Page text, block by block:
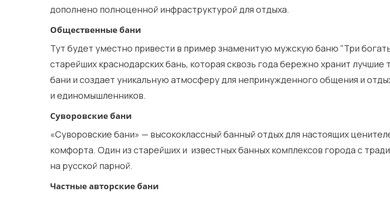
дополнено полноценной инфраструктурой для отдыха.
Общественные бани
Тут будет уместно привести в пример знаменитую мужскую баню "Три
старейших краснодарских бань, которая сквозь года бережно хранит лучшие
бани и создает уникальную атмосферу для непринужденного общения и
и единомышленников.
Суворовские бани
«Суворовские бани» — высококлассный банный отдых для настоящих
комфорта. Один из старейших и известных банных комплексов города с
на русской парной.
Частные авторские бани